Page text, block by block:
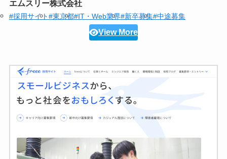
エムスリー株式会社
#採用サイト#東京都#IT・Web業界#新卒募集#中途募集
View More